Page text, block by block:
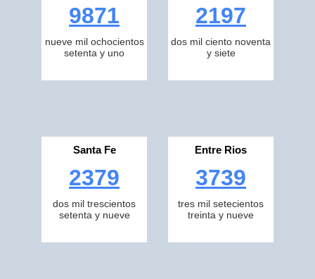
9871
nueve mil ochocientos
setenta y uno
2197
dos mil ciento noventa
y siete
Santa Fe
2379
dos mil trescientos
setenta y nueve
Entre Rios
3739
tres mil setecientos
treinta y nueve